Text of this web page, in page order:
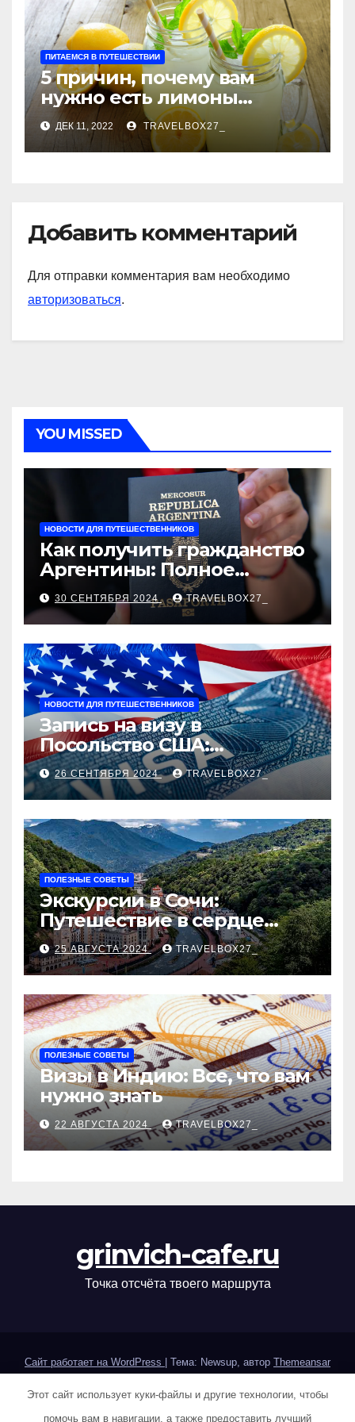
ПИТАЕМСЯ В ПУТЕШЕСТВИИ
5 причин, почему вам
нужно есть лимоны
каждый день
ДЕК 11, 2022 TRAVELBOX27_
Добавить комментарий
Для отправки комментария вам необходимо
авторизоваться.
YOU MISSED
НОВОСТИ ДЛЯ ПУТЕШЕСТВЕННИКОВ
Как получить гражданство
Аргентины: Полное
руководство
30 СЕНТЯБРЯ 2024 TRAVELBOX27_
НОВОСТИ ДЛЯ ПУТЕШЕСТВЕННИКОВ
Запись на визу в
Посольство США:
Пошаговое руководство
26 СЕНТЯБРЯ 2024 TRAVELBOX27_
ПОЛЕЗНЫЕ СОВЕТЫ
Экскурсии в Сочи:
Путешествие в сердце
Черноморского курорта
25 АВГУСТА 2024 TRAVELBOX27_
ПОЛЕЗНЫЕ СОВЕТЫ
Визы в Индию: Все, что вам
нужно знать
22 АВГУСТА 2024 TRAVELBOX27_
grinvich-cafe.ru
Точка отсчёта твоего маршрута
Сайт работает на WordPress Тема: Newsup, автор Themeansar
Home Sample Page Авторам и правообладателям
Этот сайт использует куки-файлы и другие технологии, чтобы
помочь вам в навигации, а также предоставить лучший